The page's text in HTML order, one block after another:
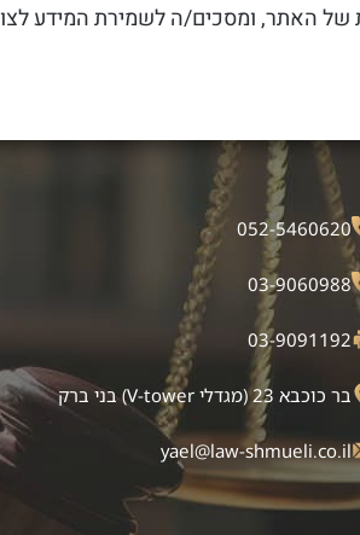
האתר, ומסכים/ה לשמירת המידע
052-5460620
03-9060988
03-9091192
בר כוכבא 23 (מגדלי V-tower) בני ברק
yael@law-shmueli.co.il